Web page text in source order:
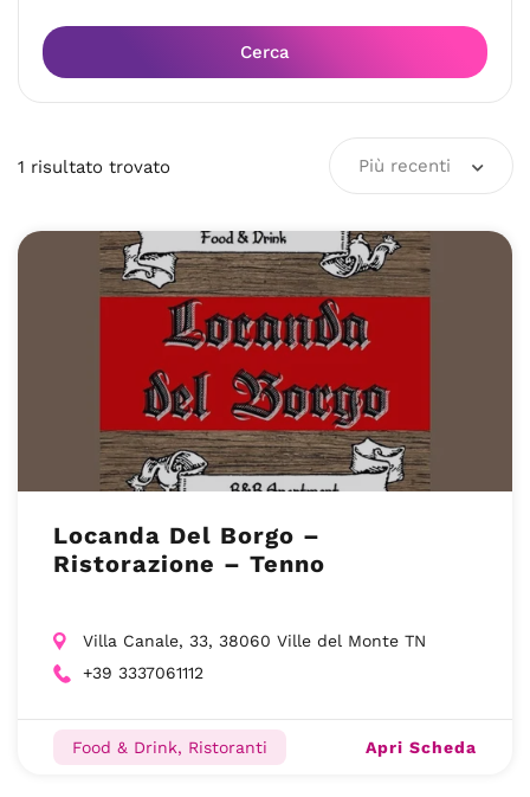
Cerca
1 risultato trovato Più recenti
Locanda Del Borgo –
Ristorazione – Tenno
Villa Canale, 33, 38060 Ville del Monte TN
+39 3337061112
Food & Drink, Ristoranti Apri Scheda